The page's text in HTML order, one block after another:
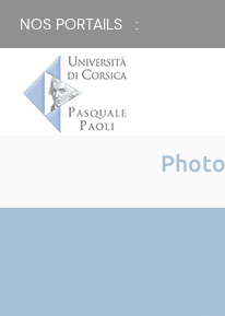
NOS PORTAILS :